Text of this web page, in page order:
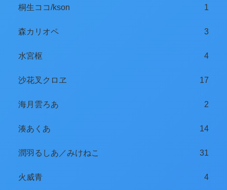
桐生ココ/kson 1
森カリオペ 3
水宮枢 4
沙花叉クロヱ 17
海月雲ろあ 2
湊あくあ 14
潤羽るしあ／みけねこ 31
火威青 4